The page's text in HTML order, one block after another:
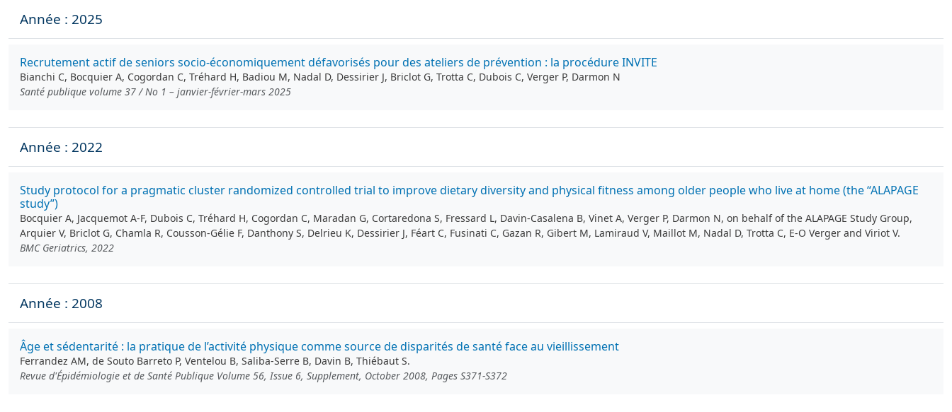
Année : 2025
Recrutement actif de seniors socio-économiquement défavorisés pour des ateliers de prévention : la procédure INVITE
Bianchi C, Bocquier A, Cogordan C, Tréhard H, Badiou M, Nadal D, Dessirier J, Briclot G, Trotta C, Dubois C, Verger P, Darmon N
Santé publique volume 37 / No 1 – janvier-février-mars 2025
Année : 2022
Study protocol for a pragmatic cluster randomized controlled trial to improve dietary diversity and physical fitness among older people who live at home (the “ALAPAGE
study”)
Bocquier A, Jacquemot A-F, Dubois C, Tréhard H, Cogordan C, Maradan G, Cortaredona S, Fressard L, Davin‑Casalena B, Vinet A, Verger P, Darmon N, on behalf of the ALAPAGE Study Group,
Arquier V, Briclot G, Chamla R, Cousson‑Gélie F, Danthony S, Delrieu K, Dessirier J, Féart C, Fusinati C, Gazan R, Gibert M, Lamiraud V, Maillot M, Nadal D, Trotta C, E-O Verger and Viriot V.
BMC Geriatrics, 2022
Année : 2008
Âge et sédentarité : la pratique de l’activité physique comme source de disparités de santé face au vieillissement
Ferrandez AM, de Souto Barreto P, Ventelou B, Saliba-Serre B, Davin B, Thiébaut S.
Revue d'Épidémiologie et de Santé Publique Volume 56, Issue 6, Supplement, October 2008, Pages S371-S372